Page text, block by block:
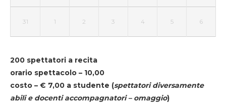
31 1 2 3 4 5 6
200 spettatori a recita
orario spettacolo – 10,00
costo – € 7,00 a studente (spettatori diversamente
abili e docenti accompagnatori – omaggio)